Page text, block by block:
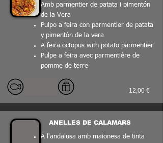
Amb parmentier de patata i pimentón
de la Vera
Pulpo a feira con parmentier de patata
y pimentón de la vera
A feira octopus with potato parmentier
Pulpe a feira avec parmentière de
pomme de terre
12,00 €
ANELLES DE CALAMARS
A l'andalusa amb maionesa de tinta